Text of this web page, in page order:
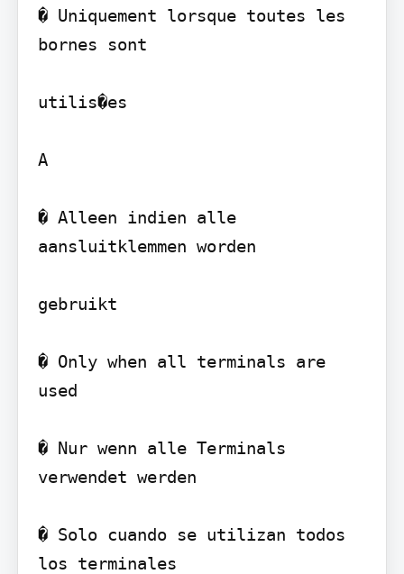
� Uniquement lorsque toutes les
bornes sont
utilis�es
A
� Alleen indien alle
aansluitklemmen worden
gebruikt
� Only when all terminals are
used
� Nur wenn alle Terminals
verwendet werden
� Solo cuando se utilizan todos
los terminales